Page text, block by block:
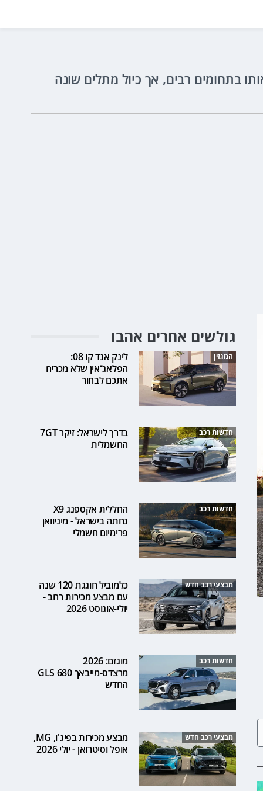
בתחומים רבים, אך כיול מתלים שונה
גולשים אחרים אהבו
המגזין
לינק אנד קו 08:
הפלאג־אין שלא מכריח
אתכם לבחור
חדשות רכב
בדרך לישראל: זיקר 7GT
החשמלית
חדשות רכב
החללית אקספנג X9
נחתה בישראל - מיניוואן
פרימיום חשמלי
מבצעי רכב חדש
כלמוביל חוגגת 120 שנה
עם מבצע מכירות רחב -
יולי-אוגוסט 2026
חדשות רכב
מוגזם: 2026
מרצדס-מייבאך GLS 680
החדש
מבצעי רכב חדש
מבצע מכירות בפיג'ו, MG,
אופל וסיטרואן - יולי 2026